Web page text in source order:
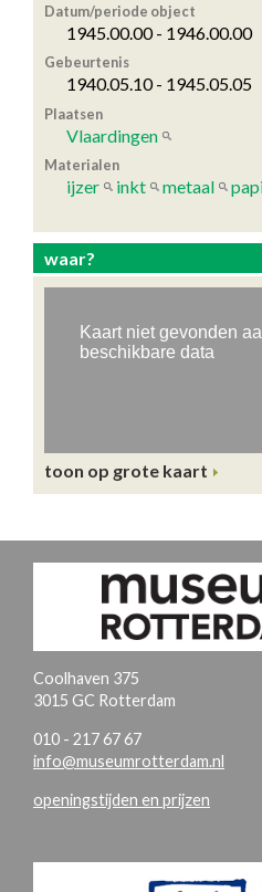
Datum/periode object
1945.00.00 - 1946.00.00
Gebeurtenis
1940.05.10 - 1945.05.05
Plaatsen
Vlaardingen
Materialen
ijzer inkt metaal
waar?
toon op grote kaart
Coolhaven 375
3015 GC Rotterdam
010 - 217 67 67
info@museumrotterdam.nl
openingstijden en prijzen